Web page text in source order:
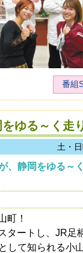
番組
ゆる～く走
土・
、静岡をゆる～
町！
タートし、JR足
して知られる小